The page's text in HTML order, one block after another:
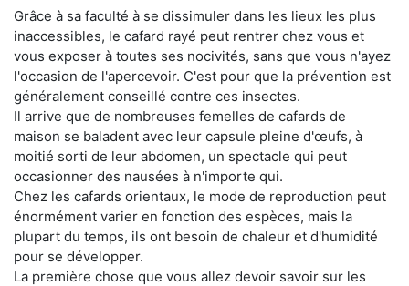
Grâce à sa faculté à se dissimuler dans les lieux les plus
inaccessibles, le cafard rayé peut rentrer chez vous et
vous exposer à toutes ses nocivités, sans que vous n'ayez
l'occasion de l'apercevoir. C'est pour que la prévention est
généralement conseillé contre ces insectes.
Il arrive que de nombreuses femelles de cafards de
maison se baladent avec leur capsule pleine d'œufs, à
moitié sorti de leur abdomen, un spectacle qui peut
occasionner des nausées à n'importe qui.
Chez les cafards orientaux, le mode de reproduction peut
énormément varier en fonction des espèces, mais la
plupart du temps, ils ont besoin de chaleur et d'humidité
pour se développer.
La première chose que vous allez devoir savoir sur les